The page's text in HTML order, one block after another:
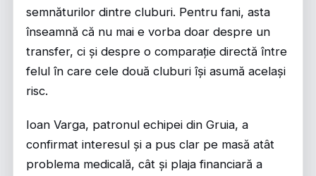
semnăturilor dintre cluburi. Pentru fani, asta
înseamnă că nu mai e vorba doar despre un
transfer, ci și despre o comparație directă între
felul în care cele două cluburi își asumă același
risc.
Ioan Varga, patronul echipei din Gruia, a
confirmat interesul și a pus clar pe masă atât
problema medicală, cât și plaja financiară a